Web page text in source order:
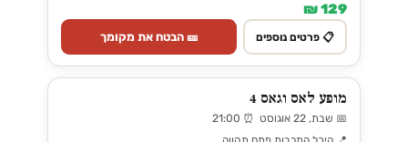
129 ₪
📋 פרטים נוספים 🎫 הבטח את מקומך
מופע לאס וגאס 4
📅 שבת, 22 אוגוסט ⏰ 21:00